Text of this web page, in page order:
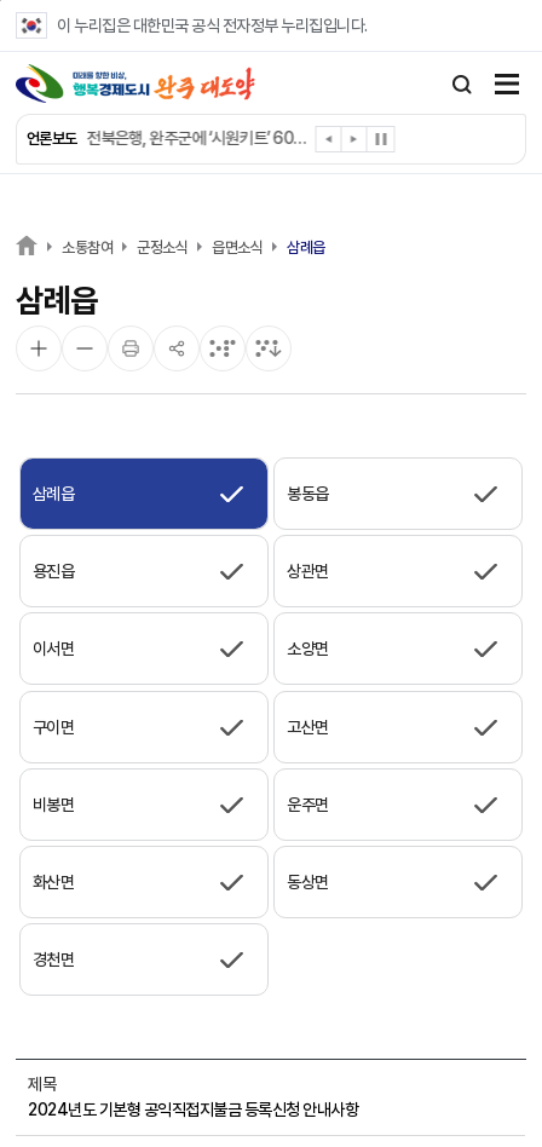
이 누리집은 대한민국 공식 전자정부 누리집입니다.
언론보도
완주 청소년, 삼성 임직원 만나 미래 진로 그린다
전북은행, 완주군에 ‘시원키트’ 60세트 기탁
㈜새눈, 완주군에 성금 1,000만 원 기탁
완주 미래라이온스, 경로당 냉장고 후원
소통참여 군정소식 읍면소식 삼례읍
삼례읍
삼례읍 봉동읍
용진읍 상관면
이서면 소양면
구이면 고산면
비봉면 운주면
화산면 동상면
경천면
제목
2024년도 기본형 공익직접지불금 등록신청 안내사항